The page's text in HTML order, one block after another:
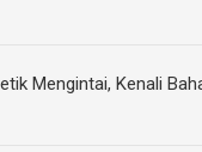
Mengintai, Kenali